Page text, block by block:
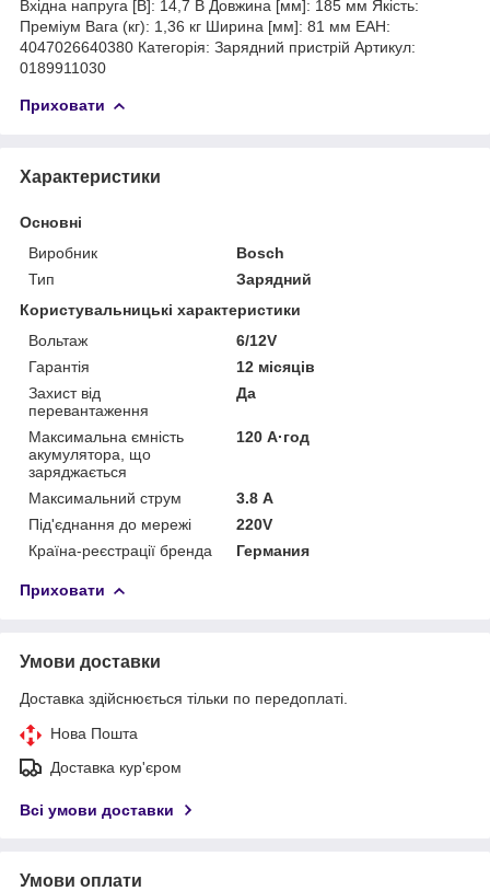
Вхідна напруга [В]: 14,7 В Довжина [мм]: 185 мм Якість:
Преміум Вага (кг): 1,36 кг Ширина [мм]: 81 мм ЕАН:
4047026640380 Категорія: Зарядний пристрій Артикул:
0189911030
Приховати
Характеристики
Основні
Виробник
Bosch
Тип
Зарядний
Користувальницькі характеристики
Вольтаж
6/12V
Гарантія
12 місяців
Захист від
перевантаження
Да
Максимальна ємність
акумулятора, що
заряджається
120 А·год
Максимальний струм
3.8 А
Під'єднання до мережі
220V
Країна-реєстрації бренда
Германия
Приховати
Умови доставки
Доставка здійснюється тільки по передоплаті.
Нова Пошта
Доставка кур'єром
Всі умови доставки
Умови оплати